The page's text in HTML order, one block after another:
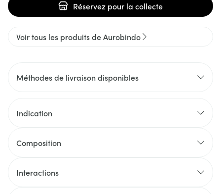
Réservez pour la collecte
Voir tous les produits de Aurobindo
Méthodes de livraison disponibles
Indication
Composition
Interactions